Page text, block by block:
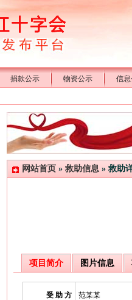
捐款公示 物资公示 信
网站首页 »救助信息 » 救助
项目简介 图片信息
受 助 方 范某某